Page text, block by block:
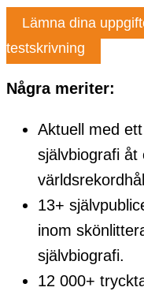
Lämna dina
testskrivning
Några meriter:
Aktuell med
självbiografi åt
13+
inom
självbiografi.
12 000+